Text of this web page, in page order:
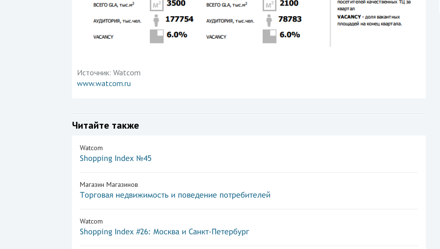
Источник: Watcom
www.watcom.ru
Читайте также
Watcom
Shopping Index №45
Магазин Магазинов
Торговая недвижимость и поведение потребителей
Watcom
Shopping Index #26: Москва и Санкт-Петербург